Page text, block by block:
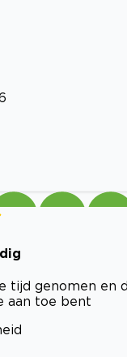
tijd genomen en
aan toe bent